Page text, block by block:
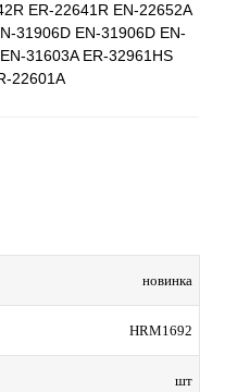
ER-22641R EN-22652A
31906D EN-31906D EN-
31603A ER-32961HS
22601A
новинка
HRM1692
шт